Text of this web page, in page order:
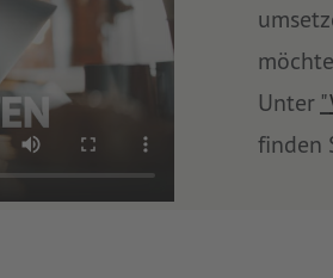
Unter "
finden